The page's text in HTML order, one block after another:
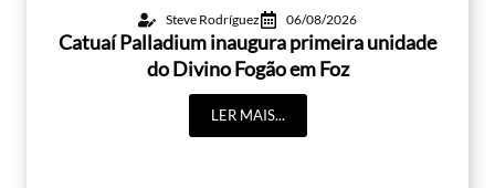
Steve Rodríguez 06/08/2026
Catuaí Palladium inaugura primeira unidade
do Divino Fogão em Foz
LER MAIS...